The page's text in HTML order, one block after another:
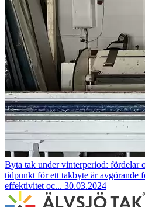
Byta tak under vinterperiod: fördelar
tidpunkt för ett takbyte är avgörande
effektivitet oc... 30.03.2024